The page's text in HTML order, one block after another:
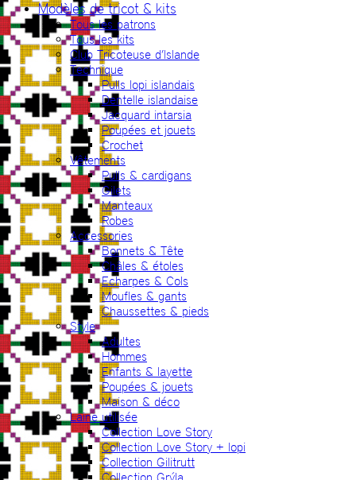
Modèles de tricot & kits
Tous les patrons
Tous les kits
Club Tricoteuse d’Islande
Technique
Pulls lopi islandais
Dentelle islandaise
Jacquard intarsia
Poupées et jouets
Crochet
Vêtements
Pulls & cardigans
Gilets
Manteaux
Robes
Accessories
Bonnets & Tête
Châles & étoles
Echarpes & Cols
Moufles & gants
Chaussettes & pieds
Style
Adultes
Hommes
Enfants & layette
Poupées & jouets
Maison & déco
Laine utilisée
Collection Love Story
Collection Love Story + lopi
Collection Gilitrutt